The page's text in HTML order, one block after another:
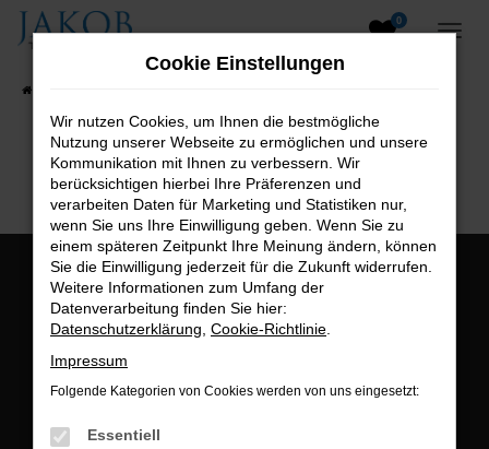
Zum
0
B2B-Shop
Öffnungszeiten:
Montag bis Freitag:
Postadresse:
Cookie Einstellungen
Wir nutzen Cookies, um Ihnen die bestmögliche
Nutzung unserer Webseite zu ermöglichen und unsere
Kommunikation mit Ihnen zu verbessern. Wir
berücksichtigen hierbei Ihre Präferenzen und
verarbeiten Daten für Marketing und Statistiken nur,
wenn Sie uns Ihre Einwilligung geben. Wenn Sie zu
einem späteren Zeitpunkt Ihre Meinung ändern, können
Sie die Einwilligung jederzeit für die Zukunft widerrufen.
Weitere Informationen zum Umfang der
Datenverarbeitung finden Sie hier:
Datenschutzerklärung Cookie-Richtlinie
Impressum
Folgende Kategorien von Cookies werden von uns eingesetzt:
Essentiell